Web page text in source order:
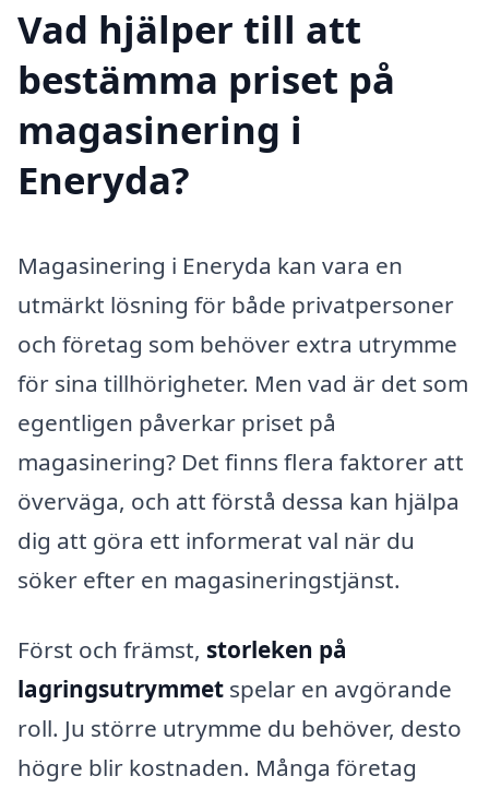
Vad hjälper till att
bestämma priset på
magasinering i
Eneryda?
Magasinering i Eneryda kan vara en
utmärkt lösning för både privatpersoner
och företag som behöver extra utrymme
för sina tillhörigheter. Men vad är det som
egentligen påverkar priset på
magasinering? Det finns flera faktorer att
överväga, och att förstå dessa kan hjälpa
dig att göra ett informerat val när du
söker efter en magasineringstjänst.
Först och främst, storleken på
lagringsutrymmet spelar en avgörande
roll. Ju större utrymme du behöver, desto
högre blir kostnaden. Många företag